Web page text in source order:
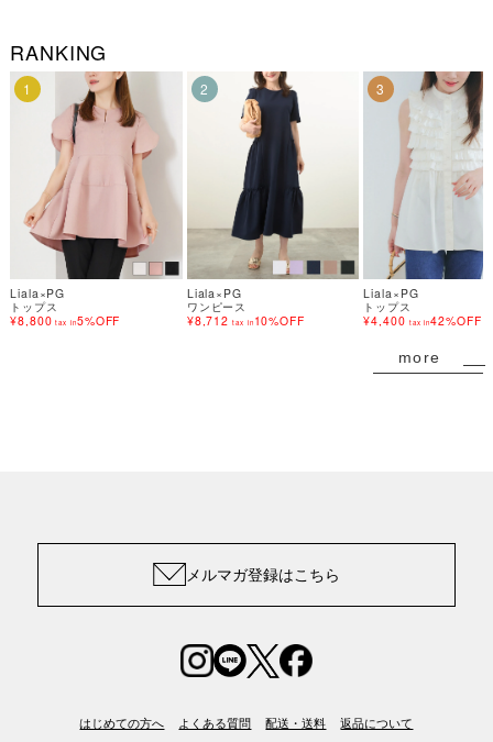
RANKING
1
Liala×PG
トップス
¥8,800 tax in5%OFF
2
Liala×PG
ワンピース
¥8,712 tax in 10%OFF
3
Liala×PG
トップス
¥4,400 tax in42%OFF
more
メルマガ登録はこちら
はじめての方へ よくある質問 配送・送料 返品について